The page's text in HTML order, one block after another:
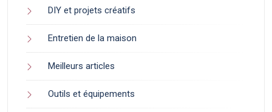
DIY et projets créatifs
Entretien de la maison
Meilleurs articles
Outils et équipements